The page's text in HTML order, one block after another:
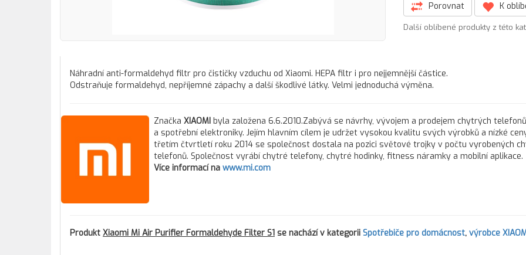
Porovnat K
Další oblíbené produkty z této
Náhradní anti-formaldehyd filtr pro čističky vzduchu od Xiaomi. HEPA filtr i pro nejjemnější částice.
Odstraňuje formaldehyd, nepříjemné zápachy a další škodlivé látky. Velmi jednoduchá výměna.
Značka XIAOMI byla založena 6.6.2010.Zabývá se návrhy, vývojem a prodejem chytrých
a spotřební elektroniky. Jejím hlavním cílem je udržet vysokou kvalitu svých výrobků a nízké
třetím čtvrtletí roku 2014 se společnost dostala na pozici světové trojky v počtu vyrobených
telefonů. Společnost vyrábí chytré telefony, chytré hodinky, fitness náramky a mobilní aplikace.
Více informací na www.mi.com
Produkt Xiaomi Mi Air Purifier Formaldehyde Filter S1 se nachází v kategorii Spotřebiče pro domácnost, výrobce